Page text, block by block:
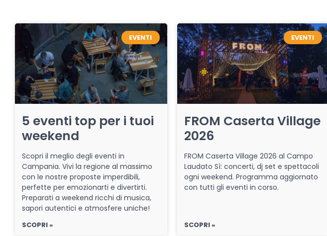
EVENTI
5 eventi top per i tuoi
weekend
Scopri il meglio degli eventi in
Campania. Vivi la regione al massimo
con le nostre proposte imperdibili,
perfette per emozionarti e divertirti.
Preparati a weekend ricchi di musica,
sapori autentici e atmosfere uniche!
SCOPRI »
EVENTI
FROM Caserta Village
2026
FROM Caserta Village 2026 al Campo
Laudato Sì: concerti, dj set e spettacoli
ogni weekend. Programma aggiornato
con tutti gli eventi in corso.
SCOPRI »